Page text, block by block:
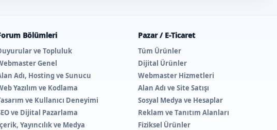
Bölümleri
ve Topluluk
Genel
Adı, Hosting ve Sunucu
Yazılım ve Kodlama
ve Kullanıcı Deneyimi
ve Dijital Pazarlama
Yayıncılık ve Medya
Pazar / E-Ticaret
Tüm Ürünler
Dijital Ürünler
Webmaster Hizmetleri
Alan Adı ve Site Satışı
Sosyal Medya ve Hesaplar
Reklam ve Tanıtım Alanları
Fiziksel Ürünler